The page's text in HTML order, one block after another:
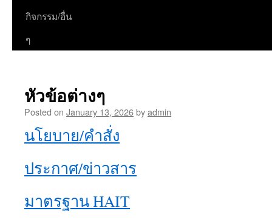
กิจกรรม/อื่น
ๆ
หัวข้อต่างๆ
Posted on January 13, 2026byadmin
นโยบาย/คำสั่ง
ประกาศ/ข่าวสาร
มาตรฐาน HAIT